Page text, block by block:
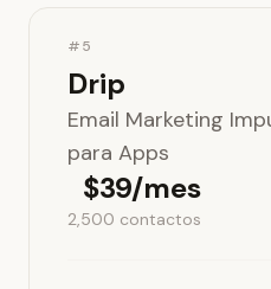
#5
Drip
Email Marketing
para Apps
$39/mes
2,500 contactos